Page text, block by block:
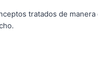
tratados de manera